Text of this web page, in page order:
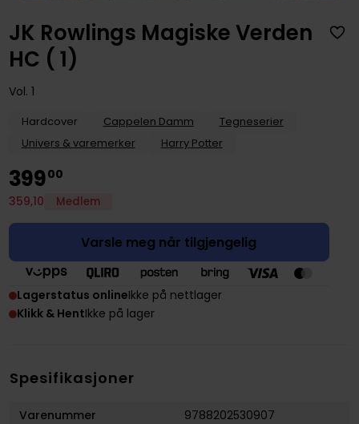
JK Rowlings Magiske Verden
HC ( 1)
Vol. 1
Hardcover Cappelen Damm
Tegneserier
Univers & varemerker
Harry Potter
39900
359,10 Medlem
Varsle meg når tilgjengelig
Lagerstatus onlineIkke på nettlager
Klikk & HentIkke på lager
Spesifikasjoner
Varenummer
9788202530907